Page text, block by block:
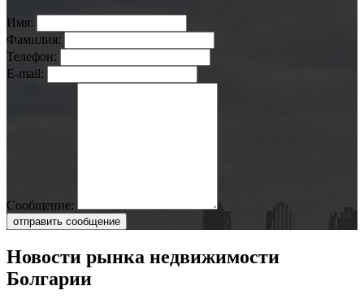
Имя:
Фамилия:
Телефон:
E-mail:
Сообщение:
отправить сообщение
Новости рынка недвижимости
Болгарии